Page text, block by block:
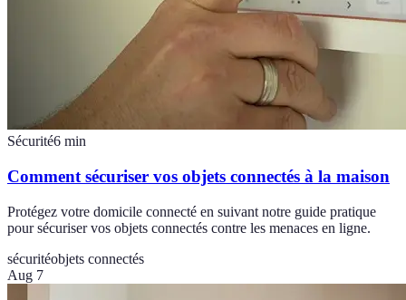
Sécurité6 min
Comment sécuriser vos objets connectés à la maison
Protégez votre domicile connecté en suivant notre guide pratique
pour sécuriser vos objets connectés contre les menaces en ligne.
sécuritéobjets connectés
Aug 7